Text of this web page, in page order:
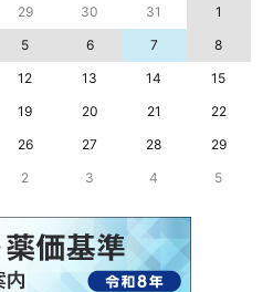
29 30 31
1
5 6 7
8
12 13 14
15
19 20 21
22
26 27 28
29
2 3 4 5